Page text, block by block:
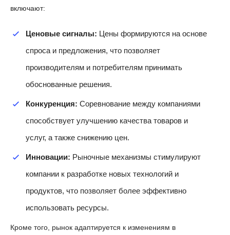
включают:
Ценовые сигналы: Цены формируются на основе
спроса и предложения, что позволяет
производителям и потребителям принимать
обоснованные решения.
Конкуренция: Соревнование между компаниями
способствует улучшению качества товаров и
услуг, а также снижению цен.
Инновации: Рыночные механизмы стимулируют
компании к разработке новых технологий и
продуктов, что позволяет более эффективно
использовать ресурсы.
Кроме того, рынок адаптируется к изменениям в